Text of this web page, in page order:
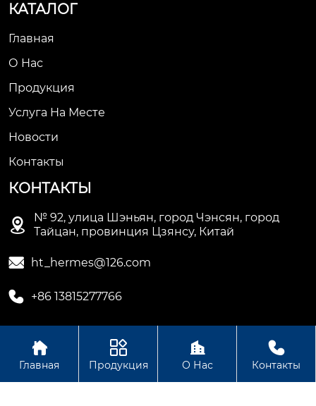
КАТАЛОГ
Главная
О Нас
Продукция
Услуга На Месте
Новости
Контакты
КОНТАКТЫ

№ 92, улица Шэньян, город Чэнсян, город
Тайцан, провинция Цзянсу, Китай
 ht_hermes@126.com
 +86 13815277766
Авторское право © Сучжоуское ООО
электромеханической промышленности Хету

Главная

Продукция

О Нас

Контакты